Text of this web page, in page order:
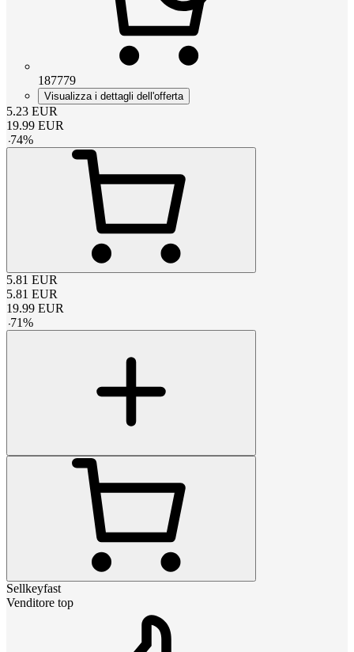
187779
Visualizza i dettagli dell'offerta
5.23 EUR
19.99 EUR
-74%
5.81 EUR
5.81 EUR
19.99 EUR
-71%
Sellkeyfast
Venditore top